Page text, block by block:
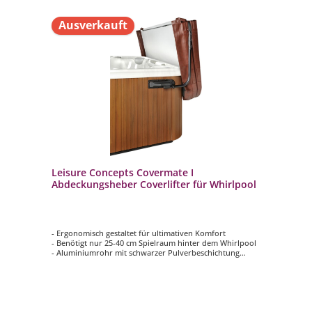
Ausverkauft
Leisure Concepts Covermate I
Abdeckungsheber Coverlifter für Whirlpool
- Ergonomisch gestaltet für ultimativen Komfort
- Benötigt nur 25-40 cm Spielraum hinter dem Whirlpool
- Aluminiumrohr mit schwarzer Pulverbeschichtung